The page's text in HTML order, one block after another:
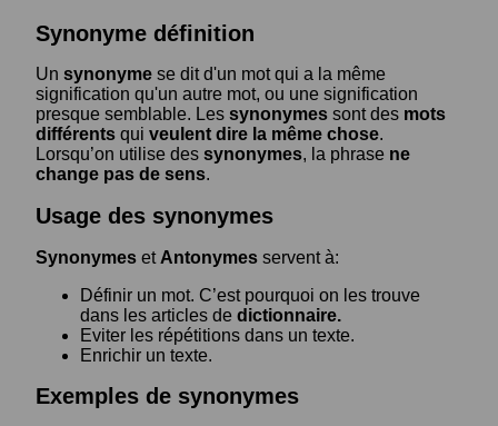
Synonyme définition
Un synonyme se dit d'un mot qui a la même
signification qu'un autre mot, ou une signification
presque semblable. Les synonymes sont des mots
différents qui veulent dire la même chose.
Lorsqu’on utilise des synonymes, la phrase ne
change pas de sens.
Usage des synonymes
Synonymes et Antonymes servent à:
Définir un mot. C’est pourquoi on les trouve
dans les articles de dictionnaire.
Eviter les répétitions dans un texte.
Enrichir un texte.
Exemples de synonymes